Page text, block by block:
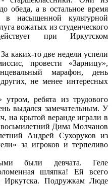
обеда, а в остальное время
насыщенной культурной
вожатых из студенческого
при Иркутском
каких-то две недели успели
провести «Зарницу»,
марафон, день
не менее интересных
ребята из трудового
выдался замечательным. У
на крытой веранде играли в
восьмилетний Дима Молчанов
Андрей Сухоруков из
за игроков и терпеливо
были девчата. Геле
шляпка! Ей всего
Иркутска. Подружкам Люде